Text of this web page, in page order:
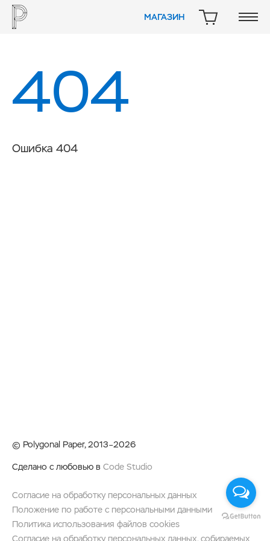
МАГАЗИН КОРЗИНА
404
Ошибка 404
© Polygonal Paper, 2013–2026
Сделано с любовью в Code Studio
Согласие на обработку персональных данных
Положение по работе с персональными данными
Политика использования файлов cookies
Согласие на обработку персональных данных, собираемых